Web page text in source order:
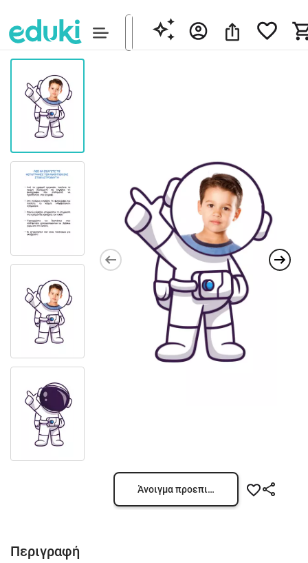
Άνοιγμα προεπισκόπησης
Περιγραφή